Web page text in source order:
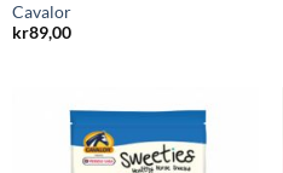
Cavalor
kr89,00